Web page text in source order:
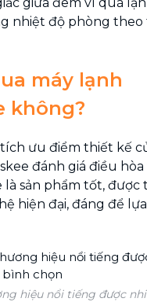
nhiệt độ phòng
máy lạnh
không?
ưu điểm thiết kế
đánh giá điều
là sản phẩm tốt, được
hiện đại, đáng để
hiệu nổi tiếng được